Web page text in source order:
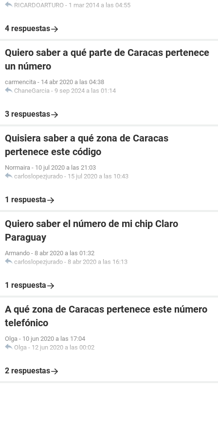
RICARDOARTURO - 1 mar 2014 a las 04:55
4 respuestas
Quiero saber a qué parte de Caracas pertenece
un número
carmencita - 14 abr 2020 a las 04:38
ChaneGarcia - 9 sep 2024 a las 01:14
3 respuestas
Quisiera saber a qué zona de Caracas
pertenece este código
Normaira - 10 jul 2020 a las 21:03
carloslopezjurado - 15 jul 2020 a las 10:43
1 respuesta
Quiero saber el número de mi chip Claro
Paraguay
Armando - 8 abr 2020 a las 01:32
carloslopezjurado - 8 abr 2020 a las 16:13
1 respuesta
A qué zona de Caracas pertenece este número
telefónico
Olga - 10 jun 2020 a las 17:04
Olga - 12 jun 2020 a las 00:02
2 respuestas